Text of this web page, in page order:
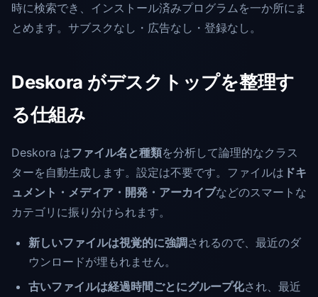
時に検索でき、インストール済みプログラムを一か所にま
とめます。サブスクなし・広告なし・登録なし。
Deskora がデスクトップを整理す
る仕組み
Deskora はファイル名と種類を分析して論理的なクラス
ターを自動生成します。設定は不要です。ファイルは ドキ
ュメント・メディア・開発・アーカイブなどのスマートな
カテゴリに振り分けられます。
新しいファイルは視覚的に強調 されるので、最近のダ
ウンロードが埋もれません。
古いファイルは経過時間ごとにグループ化され、最近